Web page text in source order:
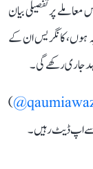
معاملے پر تفصیلی بیان
ہوں، کانگریس ان کے
جاری رکھے گی۔
)
سے اپ ڈیٹ رہیں۔